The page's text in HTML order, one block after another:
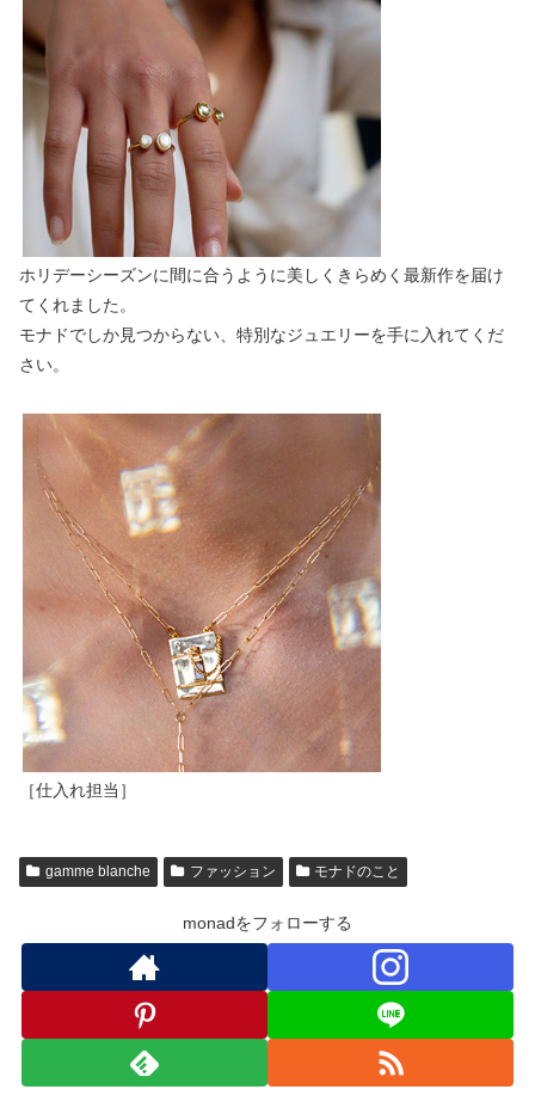
ホリデーシーズンに間に合うように美しくきらめく最新作を届け
てくれました。
モナドでしか見つからない、特別なジュエリーを手に入れてくだ
さい。
［仕入れ担当］
gamme blanche ファッション モナドのこと
monadをフォローする